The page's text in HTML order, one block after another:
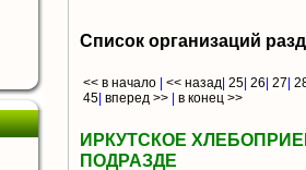
Список организаций
<< в начало << назад 25 26 27
45 вперед >> в конец >>
ИРКУТСКОЕ
ПОДРАЗДЕ